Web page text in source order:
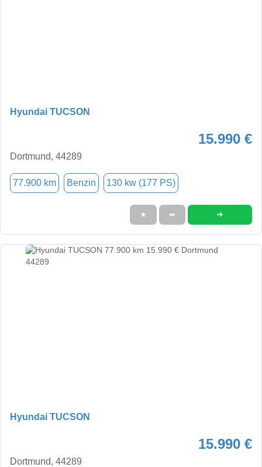
Hyundai TUCSON
15.990 €
Dortmund, 44289
77.900 km Benzin 130 kw (177 PS)
★ ➦ ➜
Hyundai TUCSON
15.990 €
Dortmund, 44289